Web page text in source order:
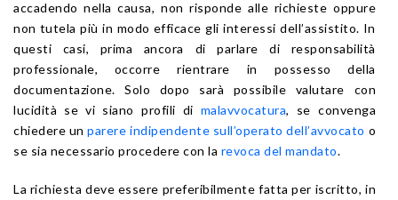
accadendo nella causa, non risponde alle richieste oppure
non tutela più in modo efficace gli interessi dell’assistito. In
questi casi, prima ancora di parlare di responsabilità
professionale, occorre rientrare in possesso della
documentazione. Solo dopo sarà possibile valutare con
lucidità se vi siano profili di malavvocatura, se convenga
chiedere unparere indipendente sull’operato dell’avvocato o
se sia necessario procedere con la revoca del mandato.
La richiesta deve essere preferibilmente fatta per iscritto, in